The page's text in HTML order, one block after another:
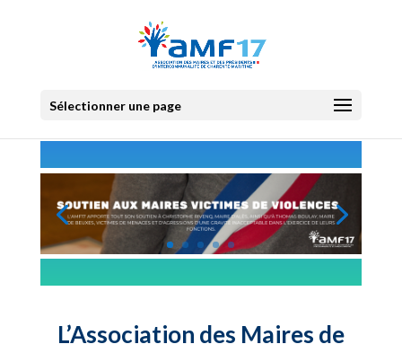
Sélectionner une page
L’Association des Maires de